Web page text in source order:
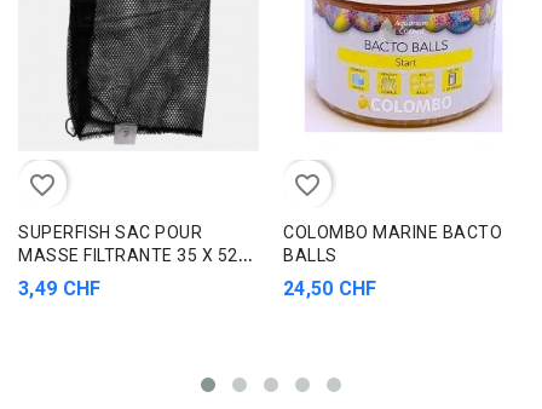
favorite_border
SUPERFISH SAC POUR
MASSE FILTRANTE 35 X 52
CM FINE
3,49 CHF
favorite_border
COLOMBO MARINE BACTO
BALLS
24,50 CHF